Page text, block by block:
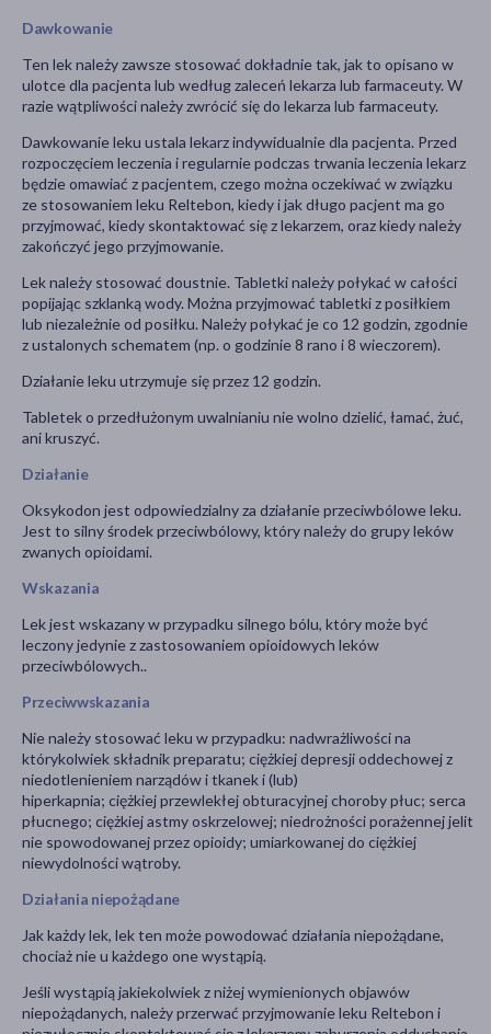
Dawkowanie
Ten lek należy zawsze stosować dokładnie tak, jak to opisano w
ulotce dla pacjenta lub według zaleceń lekarza lub farmaceuty. W
razie wątpliwości należy zwrócić się do lekarza lub farmaceuty.
Dawkowanie leku ustala lekarz indywidualnie dla pacjenta. Przed
rozpoczęciem leczenia i regularnie podczas trwania leczenia lekarz
będzie omawiać z pacjentem, czego można oczekiwać w związku
ze stosowaniem leku Reltebon, kiedy i jak długo pacjent ma go
przyjmować, kiedy skontaktować się z lekarzem, oraz kiedy należy
zakończyć jego przyjmowanie.
Lek należy stosować doustnie. Tabletki należy połykać w całości
popijając szklanką wody. Można przyjmować tabletki z posiłkiem
lub niezależnie od posiłku. Należy połykać je co 12 godzin, zgodnie
z ustalonych schematem (np. o godzinie 8 rano i 8 wieczorem).
Działanie leku utrzymuje się przez 12 godzin.
Tabletek o przedłużonym uwalnianiu nie wolno dzielić, łamać, żuć,
ani kruszyć.
Działanie
Oksykodon jest odpowiedzialny za działanie przeciwbólowe leku.
Jest to silny środek przeciwbólowy, który należy do grupy leków
zwanych opioidami.
Wskazania
Lek jest wskazany w przypadku silnego bólu, który może być
leczony jedynie z zastosowaniem opioidowych leków
przeciwbólowych..
Przeciwwskazania
Nie należy stosować leku w przypadku: nadwrażliwości na
którykolwiek składnik preparatu; ciężkiej depresji oddechowej z
niedotlenieniem narządów i tkanek i (lub)
hiperkapnia; ciężkiej przewlekłej obturacyjnej choroby płuc; serca
płucnego; ciężkiej astmy oskrzelowej; niedrożności porażennej jelit
nie spowodowanej przez opioidy; umiarkowanej do ciężkiej
niewydolności wątroby.
Działania niepożądane
Jak każdy lek, lek ten może powodować działania niepożądane,
chociaż nie u każdego one wystąpią.
Jeśli wystąpią jakiekolwiek z niżej wymienionych objawów
niepożądanych, należy przerwać przyjmowanie leku Reltebon i